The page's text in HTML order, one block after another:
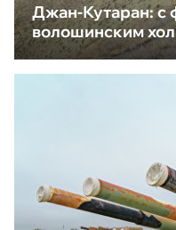
Джан-Кутаран: с
волошинским